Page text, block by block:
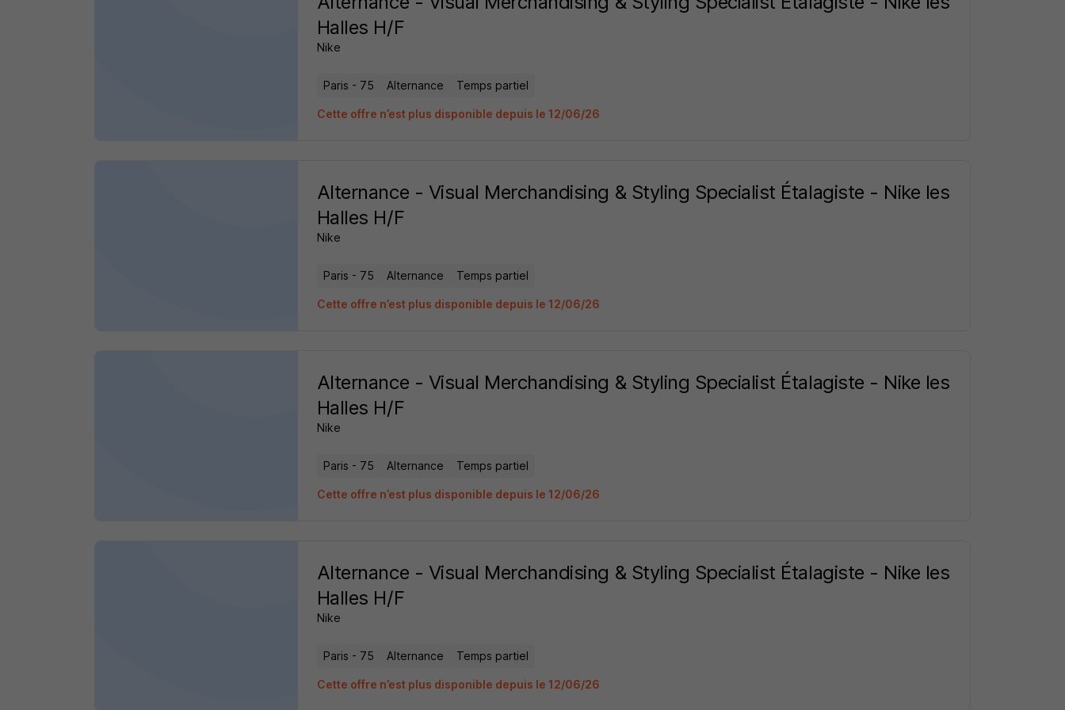
Halles H/F
Nike
Paris - 75 Alternance Temps partiel
Cette offre n’est plus disponible depuis le 12/06/26
Alternance - Visual Merchandising & Styling Specialist Étalagiste - Nike les
Halles H/F
Nike
Paris - 75 Alternance Temps partiel
Cette offre n’est plus disponible depuis le 12/06/26
Alternance - Visual Merchandising & Styling Specialist Étalagiste - Nike les
Halles H/F
Nike
Paris - 75 Alternance Temps partiel
Cette offre n’est plus disponible depuis le 12/06/26
Alternance - Visual Merchandising & Styling Specialist Étalagiste - Nike les
Halles H/F
Nike
Paris - 75 Alternance Temps partiel
Cette offre n’est plus disponible depuis le 12/06/26